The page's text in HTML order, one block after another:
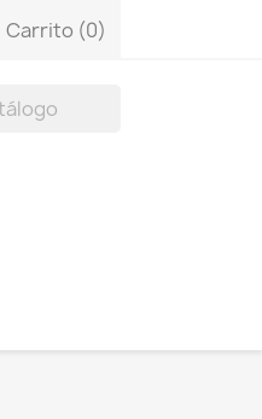
Carrito (0)